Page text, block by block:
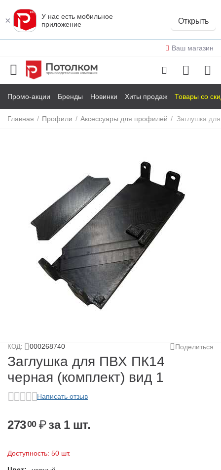
×
У нас есть мобильное
приложение
Открыть
Ваш магазин
Промо-акции Бренды Новинки Хиты продаж Товары со
Главная / Профили / Аксессуары для профилей / Заглушка
КОД: 000268740 Поделиться
Заглушка для ПВХ ПК14
черная (комплект) вид 1
Написать отзыв
27300 ₽за 1 шт.
Доступность: 50 шт.